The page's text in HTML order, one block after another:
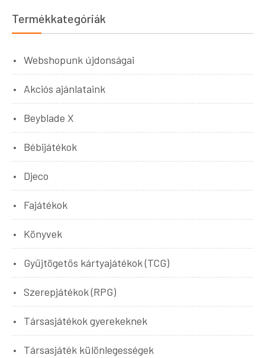
Termékkategóriák
Webshopunk újdonságai
Akciós ajánlataink
Beyblade X
Bébijátékok
Djeco
Fajátékok
Könyvek
Gyűjtögetős kártyajátékok (TCG)
Szerepjátékok (RPG)
Társasjátékok gyerekeknek
Társasjáték különlegességek